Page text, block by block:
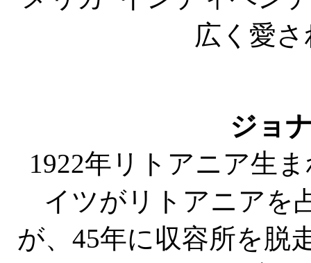
広く愛
ジョ
1922年リトアニア生
イツがリトアニアを
が、45年に収容所を脱